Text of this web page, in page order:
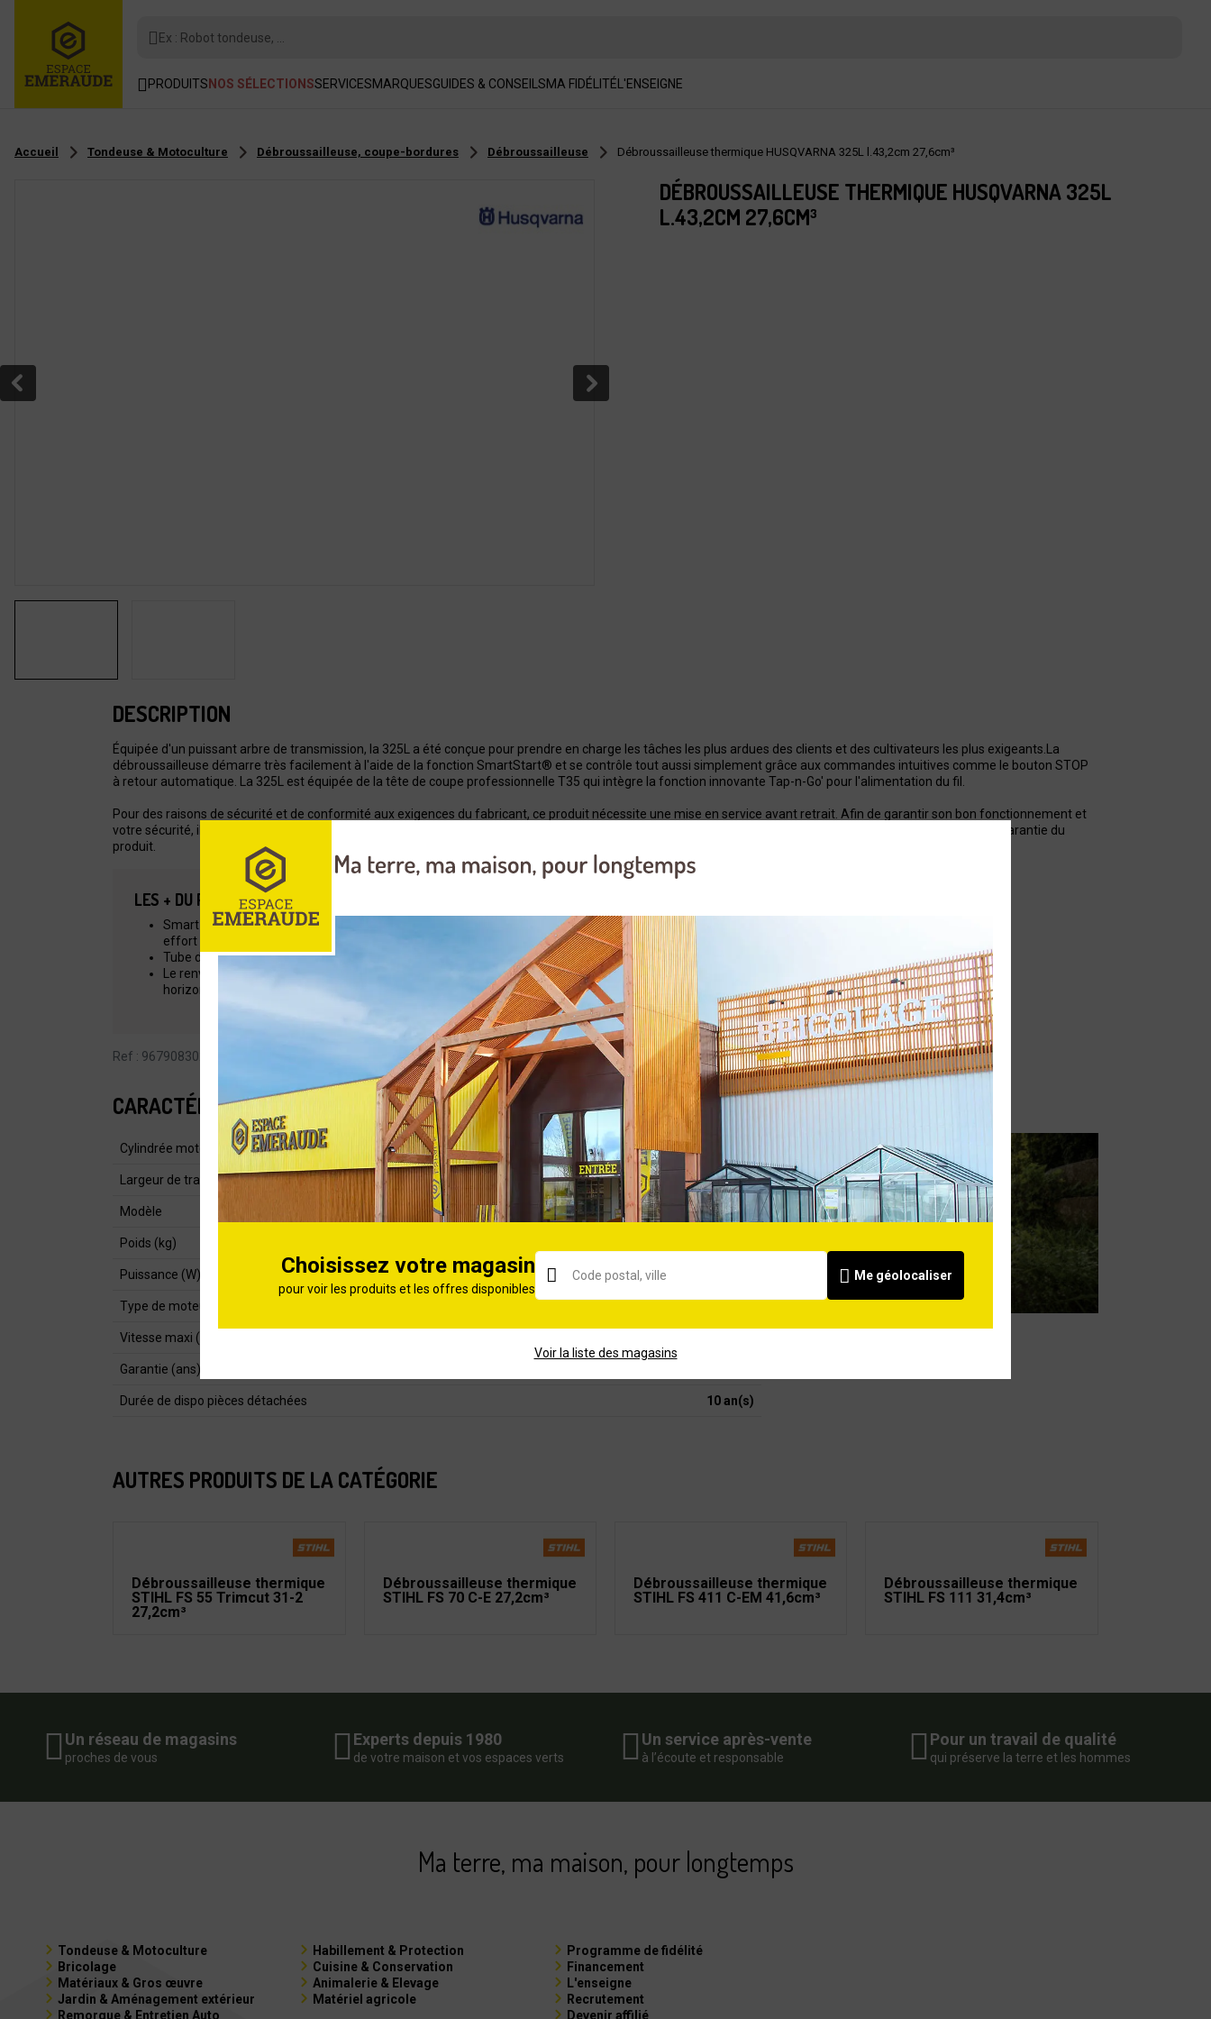
Ex : Robot tondeuse, ...
PRODUITS NOS SÉLECTIONSSERVICESMARQUESGUIDES & CONSEILSMA FIDÉLITÉL'ENSEIGNE
Accueil Tondeuse & Motoculture Débroussailleuse, coupe-bordures Débroussailleuse Débroussailleuse thermique HUSQVARNA 325L l.43,2cm 27,6cm³
DÉBROUSSAILLEUSE THERMIQUE HUSQVARNA 325L
L.43,2CM 27,6CM³
DESCRIPTION
Équipée d'un puissant arbre de transmission, la 325L a été conçue pour prendre en charge les tâches les plus ardues des clients et des cultivateurs les plus exigeants.La
débroussailleuse démarre très facilement à l'aide de la fonction SmartStart® et se contrôle tout aussi simplement grâce aux commandes intuitives comme le bouton STOP
à retour automatique. La 325L est équipée de la tête de coupe professionnelle T35 qui intègre la fonction innovante Tap-n-Go' pour l'alimentation du fil.
Pour des raisons de sécurité et de conformité aux exigences du fabricant, ce produit nécessite une mise en service avant retrait. Afin de garantir son bon fonctionnement et
votre sécurité, il ne pourra pas être remis dans son emballage d?origine après montage et réglage. Il vous sera donc fourni prêt à l?emploi, sans impact sur la garantie du
produit.
LES + DU PRODUIT
Smart Start : Le moteur et le lanceur ont été conçus pour que la machine démarre rapidement avec un
effort minimum.
Tube de transmission droit pour une plus grande portée.
Le renvoi d'angle est conçu pour transmettre un couple élevé et pour utiliser un outil de coupe
horizontalement par rapport au sol pour une qualité de coupe idéale.
Ref : 967908302
CARACTÉRISTIQUES
Cylindrée moteur (cm³)
Largeur de travail (cm) 43.2
Modèle 325L
Poids (kg)
Puissance (W)
Type de moteur
Vitesse maxi (tr/min)
Garantie (ans)
Durée de dispo pièces détachées 10 an(s)
Guide d'achat
débroussailleuse
AUTRES PRODUITS DE LA CATÉGORIE
Débroussailleuse thermique
STIHL FS 55 Trimcut 31-2
27,2cm³
Débroussailleuse thermique
STIHL FS 70 C-E 27,2cm³
Débroussailleuse thermique
STIHL FS 411 C-EM 41,6cm³
Débroussailleuse thermique
STIHL FS 111 31,4cm³
Un réseau de magasins
proches de vous
Experts depuis 1980
de votre maison et vos espaces verts
Un service après-vente
à l’écoute et responsable
Pour un travail de qualité
qui préserve la terre et les hommes
Ma terre, ma maison, pour longtemps
Tondeuse & Motoculture
Bricolage
Matériaux & Gros œuvre
Jardin & Aménagement extérieur
Remorque & Entretien Auto
Habillement & Protection
Cuisine & Conservation
Animalerie & Elevage
Matériel agricole
Programme de fidélité
Financement
L'enseigne
Recrutement
Devenir affilié
Choisissez votre magasin
pour voir les produits et les offres disponibles
Me géolocaliser
Voir la liste des magasins